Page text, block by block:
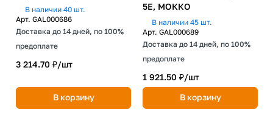
В наличии 40 шт.
Арт. GAL000686
Доставка до 14 дней, по 100%
предоплате
3 214.70 ₽/шт
В корзину
5Е, МОККО
В наличии 45 шт.
Арт. GAL000689
Доставка до 14 дней, по 100%
предоплате
1 921.50 ₽/шт
В корзину